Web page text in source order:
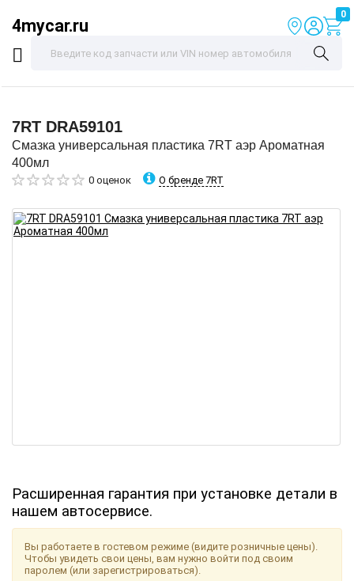
4mycar.ru
0
7RT DRA59101
Смазка универсальная пластика 7RT аэр Ароматная
400мл
0 оценок О бренде 7RT
Расширенная гарантия при установке детали в
нашем автосервисе.
Вы работаете в гостевом режиме (видите розничные цены).
Чтобы увидеть свои цены, вам нужно войти под своим
паролем (или зарегистрироваться).